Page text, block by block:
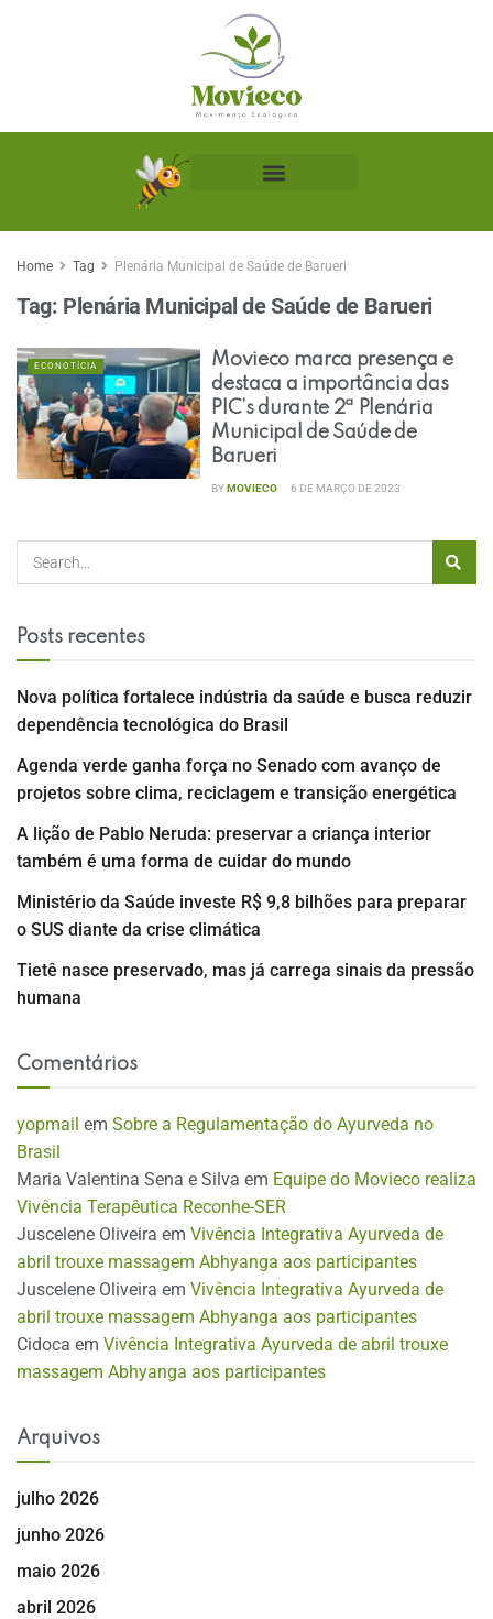
Home Tag Plenária Municipal de Saúde de Barueri
Tag: Plenária Municipal de Saúde de Barueri
ECONOTÍCIA
Movieco marca presença e
destaca a importância das
PIC’s durante 2ª Plenária
Municipal de Saúde de
Barueri
BYMOVIECO 6 DE MARÇO DE 2023
Posts recentes
Nova política fortalece indústria da saúde e busca reduzir
dependência tecnológica do Brasil
Agenda verde ganha força no Senado com avanço de
projetos sobre clima, reciclagem e transição energética
A lição de Pablo Neruda: preservar a criança interior
também é uma forma de cuidar do mundo
Ministério da Saúde investe R$ 9,8 bilhões para preparar
o SUS diante da crise climática
Tietê nasce preservado, mas já carrega sinais da pressão
humana
Comentários
yopmail em Sobre a Regulamentação do Ayurveda no
Brasil
Maria Valentina Sena e Silva em Equipe do Movieco realiza
Vivência Terapêutica Reconhe-SER
Juscelene Oliveira em Vivência Integrativa Ayurveda de
abril trouxe massagem Abhyanga aos participantes
Juscelene Oliveira em Vivência Integrativa Ayurveda de
abril trouxe massagem Abhyanga aos participantes
Cidoca em Vivência Integrativa Ayurveda de abril trouxe
massagem Abhyanga aos participantes
Arquivos
julho 2026
junho 2026
maio 2026
abril 2026